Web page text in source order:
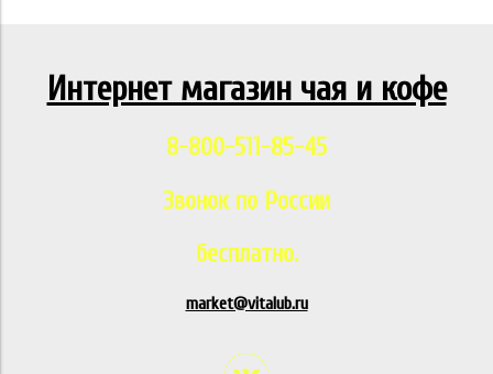
Интернет магазин чая и кофе
8-800-511-85-45
Звонок по России
бесплатно.
market@vitalub.ru